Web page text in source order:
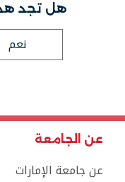
هل تجد
نعم
عن الجامعة
عن جامعة الإمارات